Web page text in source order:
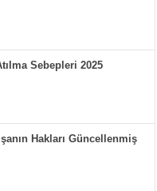
Sebepleri 2025
Hakları Güncellenmiş